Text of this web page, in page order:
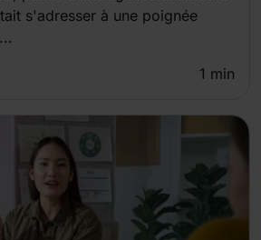
s'adresser à une poignée
1 min